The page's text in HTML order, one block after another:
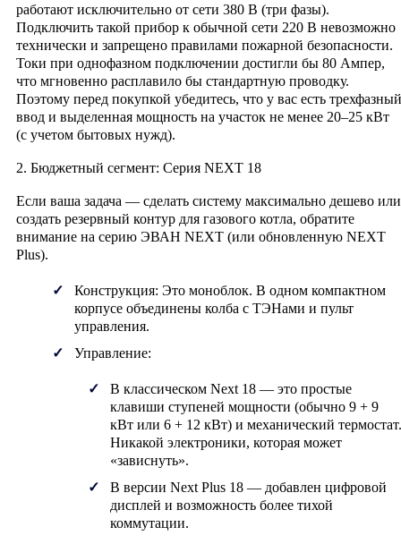
работают исключительно от сети 380 В (три фазы).
Подключить такой прибор к обычной сети 220 В невозможно
технически и запрещено правилами пожарной безопасности.
Токи при однофазном подключении достигли бы 80 Ампер,
что мгновенно расплавило бы стандартную проводку.
Поэтому перед покупкой убедитесь, что у вас есть трехфазный
ввод и выделенная мощность на участок не менее 20–25 кВт
(с учетом бытовых нужд).
2. Бюджетный сегмент: Серия NEXT 18
Если ваша задача — сделать систему максимально дешево или
создать резервный контур для газового котла, обратите
внимание на серию ЭВАН NEXT (или обновленную NEXT
Plus).
Конструкция: Это моноблок. В одном компактном
корпусе объединены колба с ТЭНами и пульт
управления.
Управление:
В классическом Next 18 — это простые
клавиши ступеней мощности (обычно 9 + 9
кВт или 6 + 12 кВт) и механический термостат.
Никакой электроники, которая может
«зависнуть».
В версии Next Plus 18 — добавлен цифровой
дисплей и возможность более тихой
коммутации.